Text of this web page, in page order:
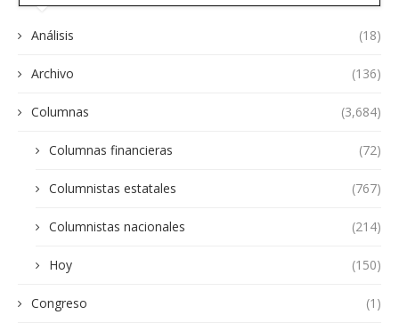
Análisis (18)
Archivo (136)
Columnas (3,684)
Columnas financieras (72)
Columnistas estatales (767)
Columnistas nacionales (214)
Hoy (150)
Congreso (1)